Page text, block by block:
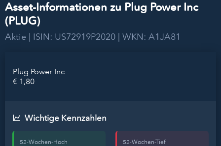
Asset-Informationen zu Plug Power Inc
(PLUG)
Aktie | ISIN: US72919P2020 | WKN: A1JA81
Plug Power Inc
€ 1,80
Wichtige Kennzahlen
52-Wochen-Hoch 52-Wochen-Tief